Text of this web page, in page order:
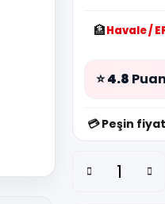
🏦Havale /
⭐4.8
💳 Peşin